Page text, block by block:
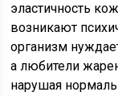
эластичность
возникают
организм
а любители
нарушая